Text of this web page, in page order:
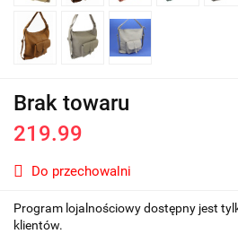
Brak towaru
219.99
Do przechowalni
Program lojalnościowy dostępny jest
klientów.